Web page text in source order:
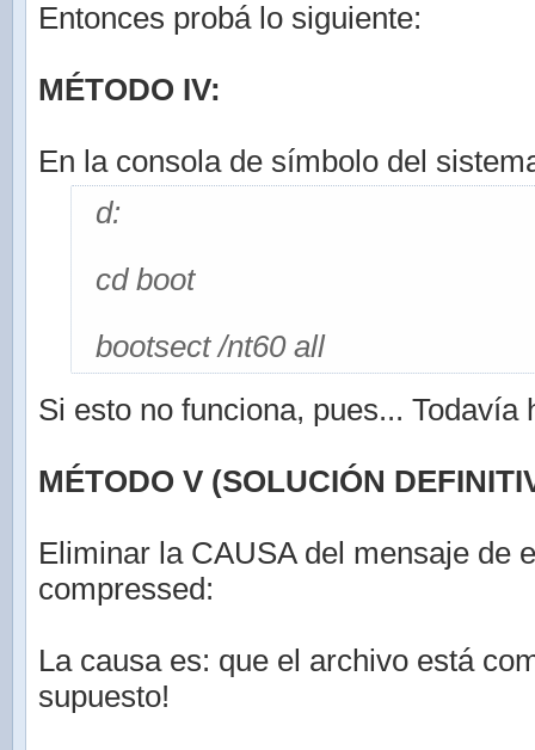
Entonces probá lo siguiente:
MÉTODO IV:
En la consola de símbolo del
d:
cd boot
bootsect /nt60 all
Si esto no funciona, pues... Todavía
MÉTODO V (SOLUCIÓN
Eliminar la CAUSA del mensaje de
compressed:
La causa es: que el archivo está
supuesto!